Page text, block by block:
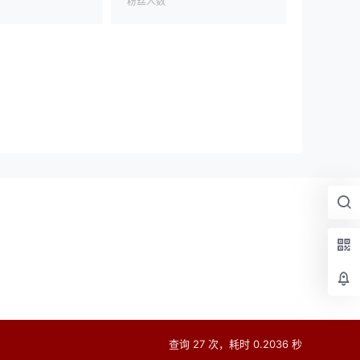
查询 27 次，耗时 0.2036 秒